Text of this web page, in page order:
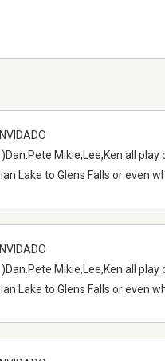
Mikie,Lee,Ken all
Lake to Glens Falls or even
Mikie,Lee,Ken all
Lake to Glens Falls or even